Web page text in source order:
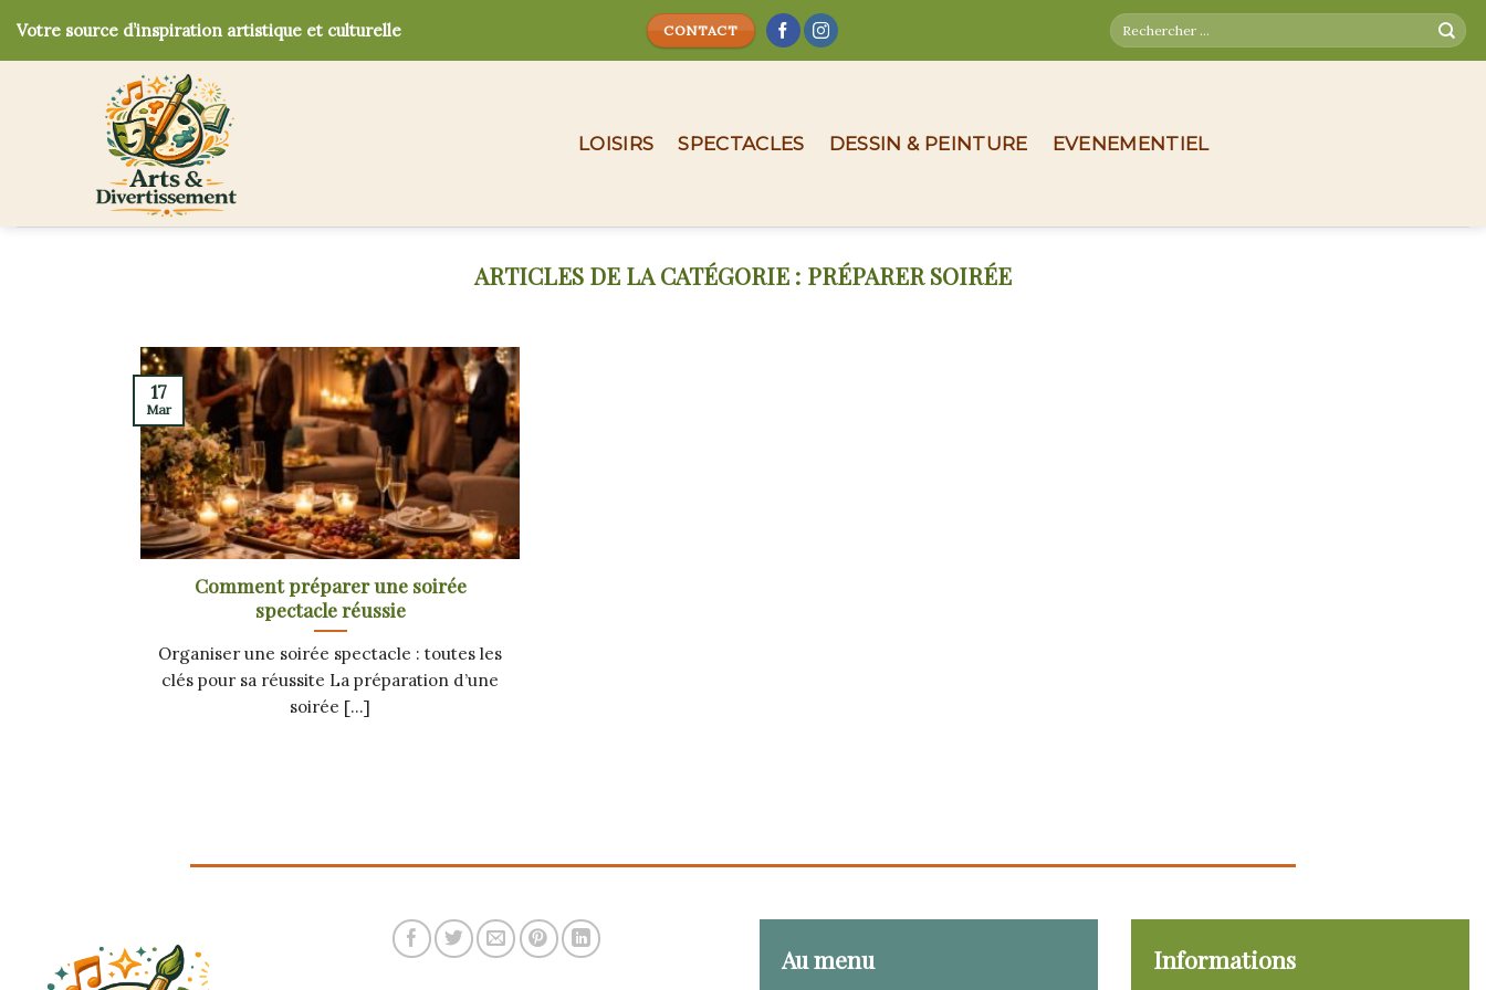
Votre source d’inspiration artistique et culturelle CONTACT
LOISIRS SPECTACLES DESSIN & PEINTURE EVENEMENTIEL
PRÉPARER SOIRÉE
Comment préparer une soirée
spectacle réussie
Organiser une soirée spectacle : toutes les
clés pour sa réussite La préparation d’une
soirée [...]
17
Mar
Au menu Informations